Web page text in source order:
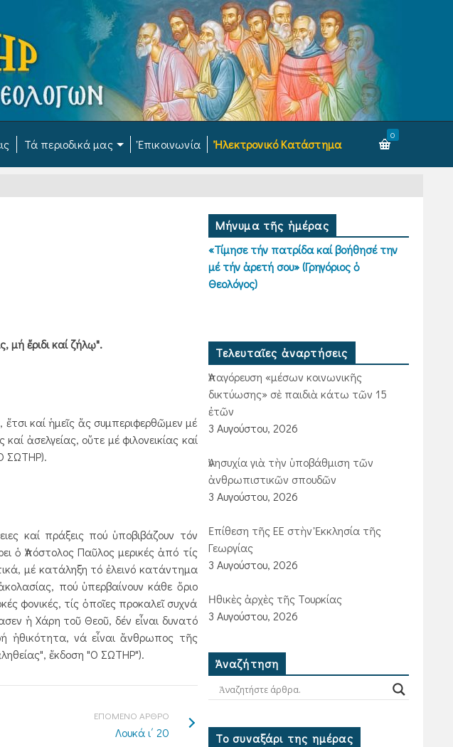
Τά περιοδικά μας Ἐπικοινωνία Ἠλεκτρονικό Κατάστημα
0
μή ἔριδι καί ζήλῳ".
καί ἡμεῖς ἄς συμπεριφερθῶμεν μέ
ἀσελγείας, οὔτε μέ φιλονεικίας καί
ΣΩΤΗΡ).
καί πράξεις πού ὑποβιβάζουν τόν
ὁ Ἀπόστολος Παῦλος μερικές ἀπό τίς
μέ κατάληξη τό ἐλεινό κατάντημα
πού ὑπερβαίνουν κάθε ὅριο
φονικές, τίς ὁποῖες προκαλεῖ συχνά
ἡ Χάρη τοῦ Θεοῦ, δέν εἶναι δυνατό
ἠθικότητα, νά εἶναι ἄνθρωπος τῆς
ἔκδοση "Ο ΣΩΤΗΡ").
ΕΠΟΜΕΝΟ ΑΡΘΡΟ
Λουκά ι΄ 20
Μήνυμα τῆς ἡμέρας
«Τίμησε τήν πατρίδα καί βοήθησέ την
μέ τήν ἀρετή σου» (Γρηγόριος ὁ
Θεολόγος)
Τελευταῖες ἀναρτήσεις
Ἀπαγόρευση «μέσων κοινωνικῆς
δικτύωσης» σὲ παιδιὰ κάτω τῶν 15
ἐτῶν
3 Αυγούστου, 2026
Ἀνησυχία γιὰ τὴν ὑποβάθμιση τῶν
ἀνθρωπιστικῶν σπουδῶν
3 Αυγούστου, 2026
Ἐπίθεση τῆς ΕΕ στὴν Ἐκκλησία τῆς
Γεωργίας
3 Αυγούστου, 2026
Ἠθικὲς ἀρχὲς τῆς Τουρκίας
3 Αυγούστου, 2026
Ἀναζήτηση
Το συναξάρι της ημέρας